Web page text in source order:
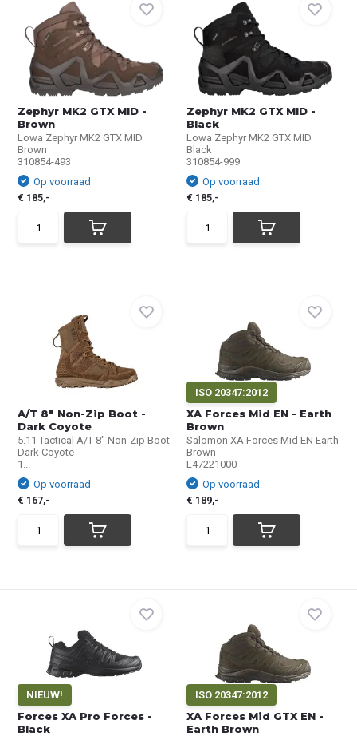
Zephyr MK2 GTX MID -
Brown
Lowa Zephyr MK2 GTX MID
Brown
310854-493
Op voorraad
€ 185,-
Zephyr MK2 GTX MID -
Black
Lowa Zephyr MK2 GTX MID
Black
310854-999
Op voorraad
€ 185,-
A/T 8" Non-Zip Boot -
Dark Coyote
5.11 Tactical A/T 8" Non-Zip Boot
Dark Coyote
1...
Op voorraad
€ 167,-
ISO 20347:2012
XA Forces Mid EN - Earth
Brown
Salomon XA Forces Mid EN Earth
Brown
L47221000
Op voorraad
€ 189,-
NIEUW!
Forces XA Pro Forces -
Black
ISO 20347:2012
XA Forces Mid GTX EN -
Earth Brown